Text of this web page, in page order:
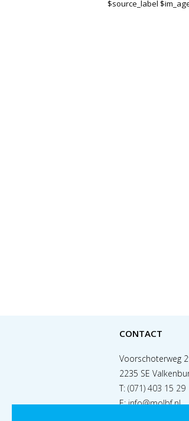
$source_label
CONTACT
Voorschoterweg
2235 SE
T: (071) 403 15 29
E:info@molbf.nl